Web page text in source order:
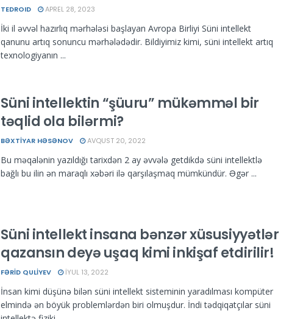
TEDROID APREL 28, 2023
İki il əvvəl hazırlıq mərhələsi başlayan Avropa Birliyi Süni intellekt
qanunu artıq sonuncu mərhələdədir. Bildiyimiz kimi, süni intellekt artıq
texnologiyanın ...
Süni intellektin “şüuru” mükəmməl bir
təqlid ola bilərmi?
BƏXTIYAR HƏSƏNOV AVQUST 20, 2022
Bu məqalənin yazıldığı tarixdən 2 ay əvvələ getdikdə süni intellektlə
bağlı bu ilin ən maraqlı xəbəri ilə qarşılaşmaq mümkündür. Əgər ...
Süni intellekt insana bənzər xüsusiyyətlər
qazansın deyə uşaq kimi inkişaf etdirilir!
FƏRID QULIYEV İYUL 13, 2022
İnsan kimi düşünə bilən süni intellekt sisteminin yaradılması kompüter
elmində ən böyük problemlərdən biri olmuşdur. İndi tədqiqatçılar süni